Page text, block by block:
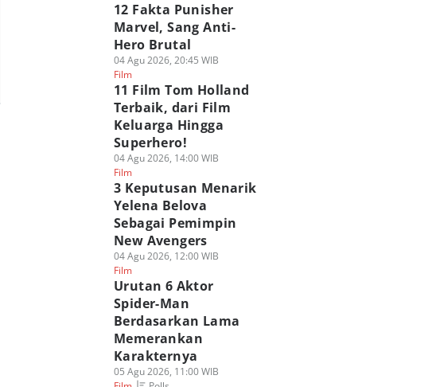
12 Fakta Punisher
Marvel, Sang Anti-
Hero Brutal
04 Agu 2026, 20:45 WIB
Film
11 Film Tom Holland
Terbaik, dari Film
Keluarga Hingga
Superhero!
04 Agu 2026, 14:00 WIB
Film
3 Keputusan Menarik
Yelena Belova
Sebagai Pemimpin
New Avengers
04 Agu 2026, 12:00 WIB
Film
Urutan 6 Aktor
Spider-Man
Berdasarkan Lama
Memerankan
Karakternya
05 Agu 2026, 11:00 WIB